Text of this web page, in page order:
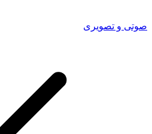
صوتی و تصویری